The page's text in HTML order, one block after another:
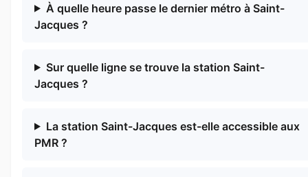
À quelle heure passe le dernier métro à Saint-
Jacques ?
Sur quelle ligne se trouve la station Saint-
Jacques ?
La station Saint-Jacques est-elle accessible aux
PMR ?